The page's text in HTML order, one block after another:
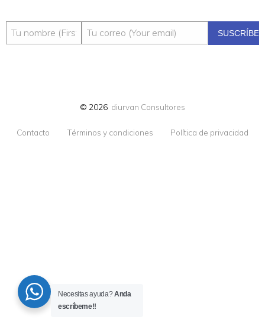
© 2026 diurvan Consultores
Contacto Términos y condiciones Política de privacidad
Necesitas ayuda?Anda
escríbeme!!